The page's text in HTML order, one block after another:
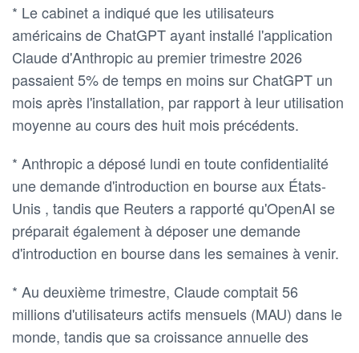
* Le cabinet a indiqué que les utilisateurs
américains de ChatGPT ayant installé l'application
Claude d'Anthropic au premier trimestre 2026
passaient 5% de temps en moins sur ChatGPT un
mois après l'installation, par rapport à leur utilisation
moyenne au cours des huit mois précédents.
* Anthropic a déposé lundi en toute confidentialité
une demande d'introduction en bourse aux États-
Unis , tandis que Reuters a rapporté qu'OpenAI se
préparait également à déposer une demande
d'introduction en bourse dans les semaines à venir.
* Au deuxième trimestre, Claude comptait 56
millions d'utilisateurs actifs mensuels (MAU) dans le
monde, tandis que sa croissance annuelle des